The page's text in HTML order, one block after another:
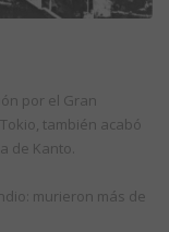
por el Gran
también acabó
de Kanto.
murieron más de